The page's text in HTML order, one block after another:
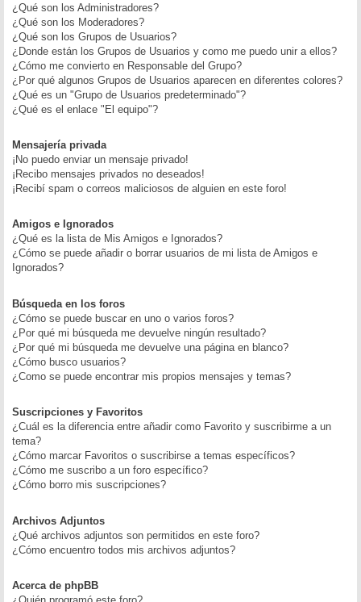
¿Qué son los Administradores?
¿Qué son los Moderadores?
¿Qué son los Grupos de Usuarios?
¿Donde están los Grupos de Usuarios y como me puedo unir a ellos?
¿Cómo me convierto en Responsable del Grupo?
¿Por qué algunos Grupos de Usuarios aparecen en diferentes colores?
¿Qué es un "Grupo de Usuarios predeterminado"?
¿Qué es el enlace "El equipo"?
Mensajería privada
¡No puedo enviar un mensaje privado!
¡Recibo mensajes privados no deseados!
¡Recibí spam o correos maliciosos de alguien en este foro!
Amigos e Ignorados
¿Qué es la lista de Mis Amigos e Ignorados?
¿Cómo se puede añadir o borrar usuarios de mi lista de Amigos e
Ignorados?
Búsqueda en los foros
¿Cómo se puede buscar en uno o varios foros?
¿Por qué mi búsqueda me devuelve ningún resultado?
¿Por qué mi búsqueda me devuelve una página en blanco?
¿Cómo busco usuarios?
¿Como se puede encontrar mis propios mensajes y temas?
Suscripciones y Favoritos
¿Cuál es la diferencia entre añadir como Favorito y suscribirme a un
tema?
¿Cómo marcar Favoritos o suscribirse a temas específicos?
¿Cómo me suscribo a un foro específico?
¿Cómo borro mis suscripciones?
Archivos Adjuntos
¿Qué archivos adjuntos son permitidos en este foro?
¿Cómo encuentro todos mis archivos adjuntos?
Acerca de phpBB